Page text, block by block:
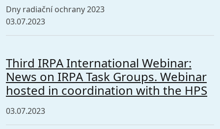
Dny radiační ochrany 2023
03.07.2023
Third IRPA International Webinar:
News on IRPA Task Groups. Webinar
hosted in coordination with the HPS
03.07.2023